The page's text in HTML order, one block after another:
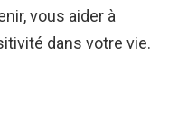
vous aider à
dans votre vie.